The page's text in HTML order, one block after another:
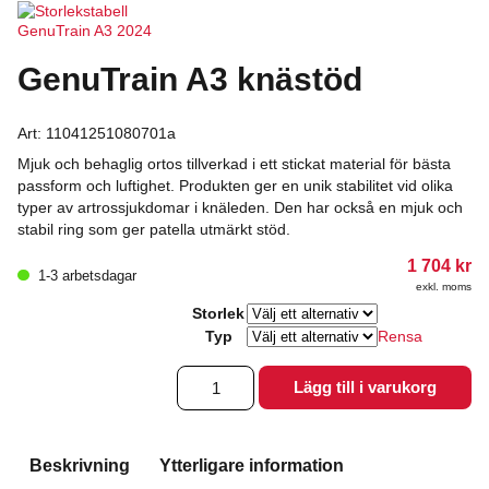
GenuTrain A3 knästöd
Art: 11041251080701a
Mjuk och behaglig ortos tillverkad i ett stickat material för bästa
passform och luftighet. Produkten ger en unik stabilitet vid olika
typer av artrossjukdomar i knäleden. Den har också en mjuk och
stabil ring som ger patella utmärkt stöd.
1-3 arbetsdagar
1 704 kr
exkl. moms
Storlek
Typ
Rensa
GenuTrain
knästöd
Lägg till i varukorg
Beskrivning Ytterligare information